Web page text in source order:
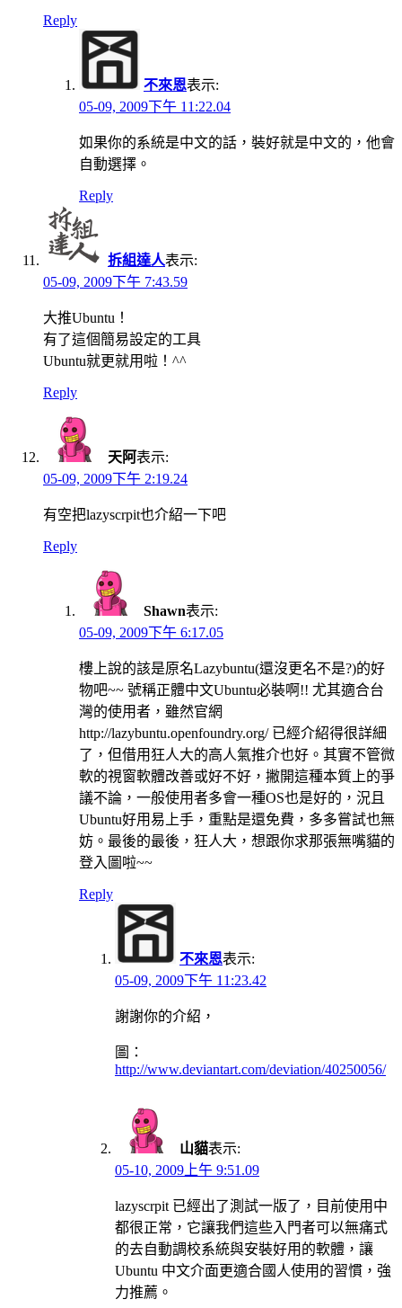
Reply
不來恩表示:
05-09, 2009下午 11:22.04
如果你的系統是中文的話，裝好就是中文的，他會
自動選擇。
Reply
拆組達人表示:
05-09, 2009下午 7:43.59
大推Ubuntu！
有了這個簡易設定的工具
Ubuntu就更就用啦！^^
Reply
天阿表示:
05-09, 2009下午 2:19.24
有空把lazyscrpit也介紹一下吧
Reply
Shawn表示:
05-09, 2009下午 6:17.05
樓上說的該是原名Lazybuntu(還沒更名不是?)的好
物吧~~ 號稱正體中文Ubuntu必裝啊!! 尤其適合台
灣的使用者，雖然官網
http://lazybuntu.openfoundry.org/ 已經介紹得很詳細
了，但借用狂人大的高人氣推介也好。其實不管微
軟的視窗軟體改善或好不好，撇開這種本質上的爭
議不論，一般使用者多會一種OS也是好的，況且
Ubuntu好用易上手，重點是還免費，多多嘗試也無
妨。最後的最後，狂人大，想跟你求那張無嘴貓的
登入圖啦~~
Reply
不來恩表示:
05-09, 2009下午 11:23.42
謝謝你的介紹，
圖：
http://www.deviantart.com/deviation/40250056/
山貓表示:
05-10, 2009上午 9:51.09
lazyscrpit 已經出了測試一版了，目前使用中
都很正常，它讓我們這些入門者可以無痛式
的去自動調校系統與安裝好用的軟體，讓
Ubuntu 中文介面更適合國人使用的習慣，強
力推薦。